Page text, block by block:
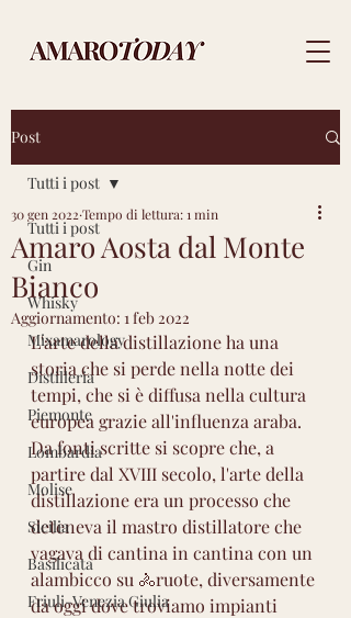
Post
Tutti i post
Gin
Whisky
Mixamarology
Distilleria
Piemonte
Lombardia
Molise
Sicilia
Basilicata
Friuli-Venezia Giulia
Tutti i post
Amaro Aosta dal Monte
Bianco
30 gen 2022 Tempo di lettura: 1 min
Aggiornamento: 1 feb 2022
L'arte della distillazione ha una
storia che si perde nella notte dei
tempi, che si è diffusa nella cultura
europea grazie all'influenza araba.
Da fonti scritte si scopre che, a
partire dal XVIII secolo, l'arte della
distillazione era un processo che
deteneva il mastro distillatore che
vagava di cantina in cantina con un
alambicco su 🚴ruote, diversamente
da oggi dove troviamo impianti